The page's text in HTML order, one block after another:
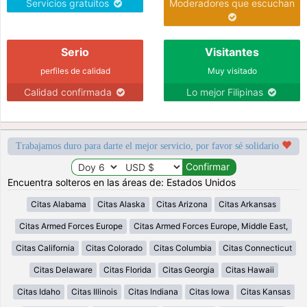
Servicios gratuitos Moderadores que escuchan
Serio
perfiles de calidad
Calidad confirmada
Visitantes
Muy visitado
Lo mejor Filipinas
Trabajamos duro para darte el mejor servicio, por favor sé solidario
Encuentra solteros en las áreas de: Estados Unidos
Citas Alabama Citas Alaska Citas Arizona Citas Arkansas
Citas Armed Forces Europe Citas Armed Forces Europe, Middle East,
Citas California Citas Colorado Citas Columbia Citas Connecticut
Citas Delaware Citas Florida Citas Georgia Citas Hawaii
Citas Idaho Citas Illinois Citas Indiana Citas Iowa Citas Kansas